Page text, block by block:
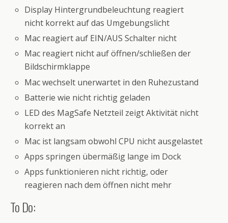
Display Hintergrundbeleuchtung reagiert
nicht korrekt auf das Umgebungslicht
Mac reagiert auf EIN/AUS Schalter nicht
Mac reagiert nicht auf öffnen/schließen der
Bildschirmklappe
Mac wechselt unerwartet in den Ruhezustand
Batterie wie nicht richtig geladen
LED des MagSafe Netzteil zeigt Aktivität nicht
korrekt an
Mac ist langsam obwohl CPU nicht ausgelastet
Apps springen übermäßig lange im Dock
Apps funktionieren nicht richtig, oder
reagieren nach dem öffnen nicht mehr
To Do: